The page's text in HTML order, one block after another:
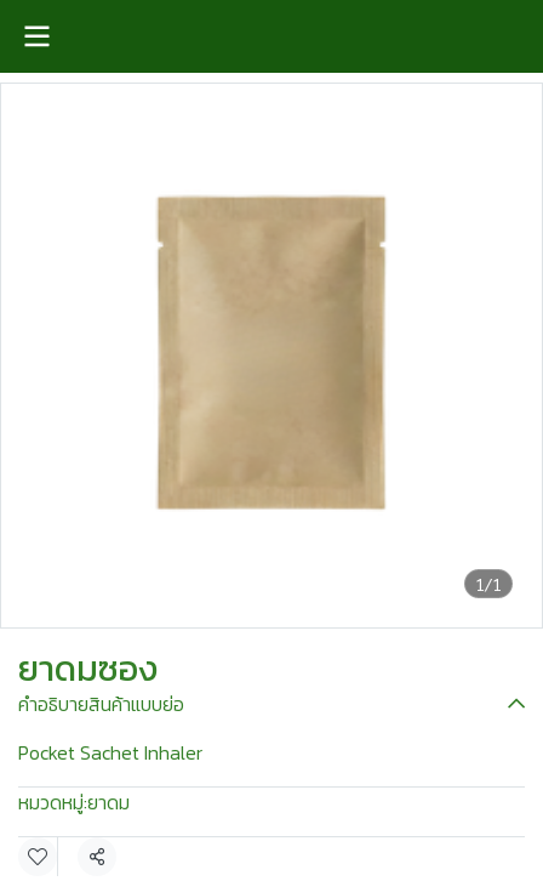
1/1
ยาดมซอง
คำอธิบายสินค้าแบบย่อ
Pocket Sachet Inhaler
หมวดหมู่:ยาดม
แชร์